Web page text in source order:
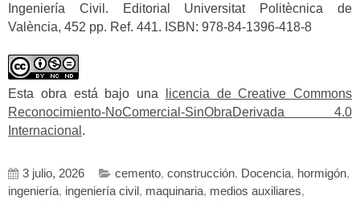
Ingeniería Civil. Editorial Universitat Politècnica de
València, 452 pp. Ref. 441. ISBN: 978-84-1396-418-8
Esta obra está bajo una
licencia de Creative Commons
Reconocimiento-NoComercial-SinObraDerivada 4.0
Internacional .
3 julio, 2026 cemento, construcción, Docencia, hormigón,
ingeniería, ingeniería civil , maquinaria, medios auxiliares,